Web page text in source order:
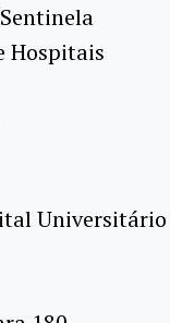
Hospitais